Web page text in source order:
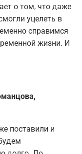
о том, что даже
уцелеть в
справимся
жизни. И
поставили и